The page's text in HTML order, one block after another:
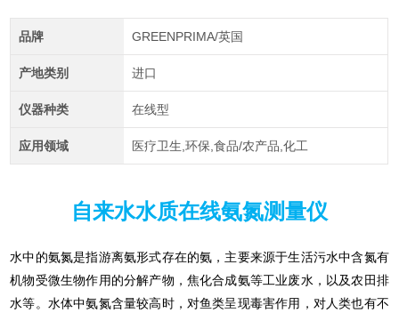
品牌 GREENPRIMA/英国
产地类别 进口
仪器种类 在线型
应用领域 医疗卫生,环保,食品/农产品,化工
自来水水质在线氨氮测量仪
水中的氨氮是指游离氨形式存在的氨，主要来源于生活污水中含氮有
机物受微生物作用的分解产物，焦化合成氨等工业废水，以及农田排
水等。水体中氨氮含量较高时，对鱼类呈现毒害作用，对人类也有不